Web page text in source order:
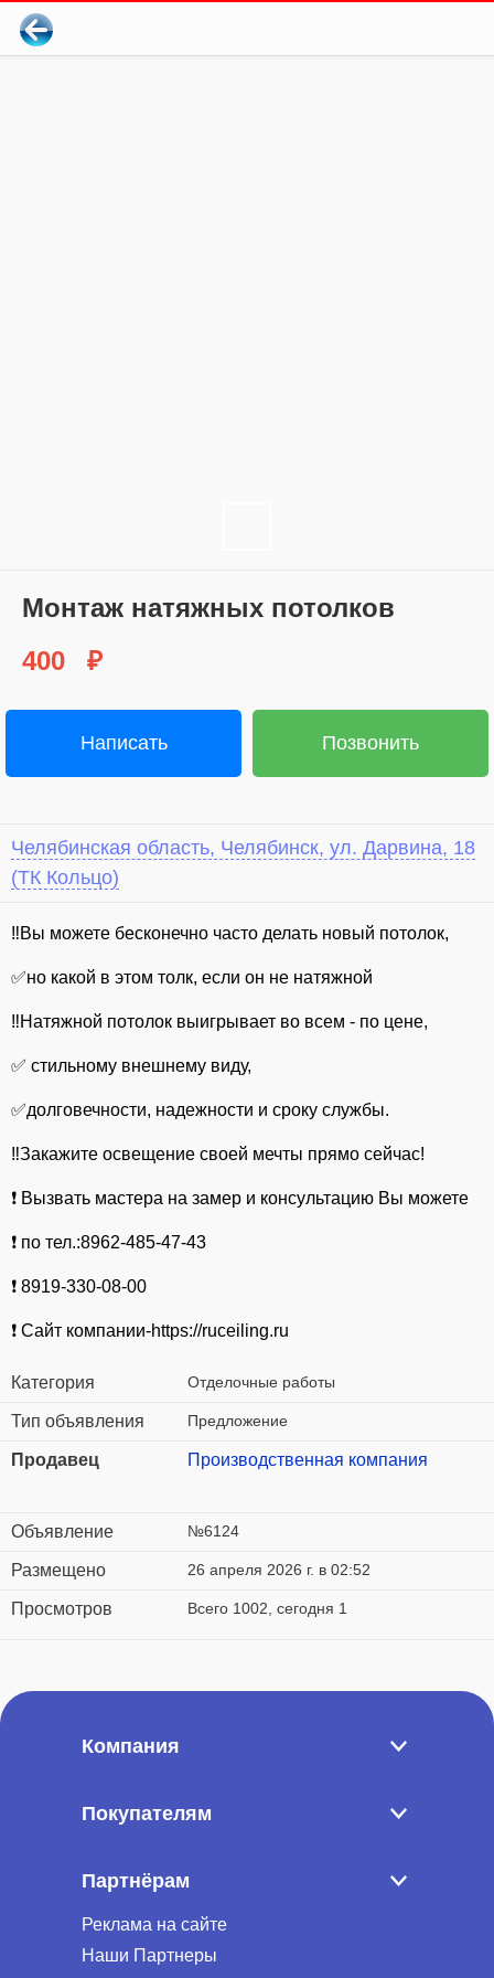
Монтаж натяжных потолков
400
₽
Написать Позвонить
Челябинская область, Челябинск, ул. Дарвина, 18
(ТК Кольцо)
‼Вы можете бесконечно часто делать новый потолок,
✅но какой в этом толк, если он не натяжной
‼Натяжной потолок выигрывает во всем - по цене,
✅ стильному внешнему виду,
✅долговечности, надежности и сроку службы.
‼Закажите освещение своей мечты прямо сейчас!
❗ Вызвать мастера на замер и консультацию Вы можете
❗ по тел.:8962-485-47-43
❗ 8919-330-08-00
❗ Сайт компании-https://ruceiling.ru
Категория Отделочные работы
Тип объявления Предложение
Продавец Производственная компания
Объявление №6124
Размещено 26 апреля 2026 г. в 02:52
Просмотров Всего 1002, сегодня 1
Компания
Покупателям
Партнёрам
Реклама на сайте
Наши Партнеры